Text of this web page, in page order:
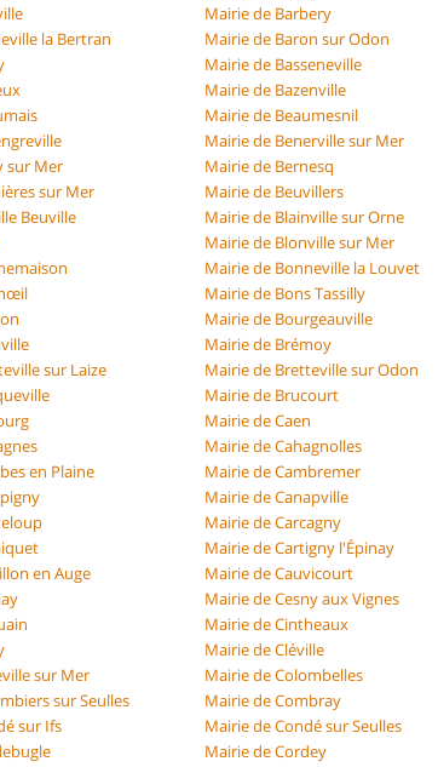
Mairie de Barbery
la Bertran
Mairie de Baron sur Odon
Mairie de Basseneville
Mairie de Bazenville
Mairie de Beaumesnil
Mairie de Benerville sur Mer
sur Mer
Mairie de Bernesq
sur Mer
Mairie de Beuvillers
Beuville
Mairie de Blainville sur Orne
Mairie de Blonville sur Mer
Mairie de Bonneville la Louvet
Mairie de Bons Tassilly
Mairie de Bourgeauville
Mairie de Brémoy
sur Laize
Mairie de Bretteville sur Odon
Mairie de Brucourt
Mairie de Caen
Mairie de Cahagnolles
en Plaine
Mairie de Cambremer
Mairie de Canapville
Mairie de Carcagny
Mairie de Cartigny l'Épinay
en Auge
Mairie de Cauvicourt
Mairie de Cesny aux Vignes
Mairie de Cintheaux
Mairie de Cléville
sur Mer
Mairie de Colombelles
sur Seulles
Mairie de Combray
sur Ifs
Mairie de Condé sur Seulles
Mairie de Cordey